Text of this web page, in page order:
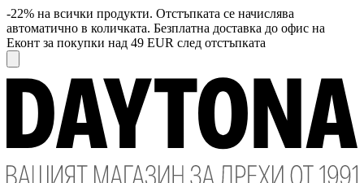
-22% на всички продукти. Отстъпката се начислява
автоматично в количката. Безплатна доставка до офис на
Еконт за покупки над 49 EUR след отстъпката